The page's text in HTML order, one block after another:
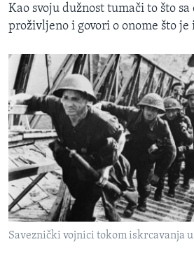
Kao svoju dužnost tumači to što
proživljeno i govori o onome što je
Saveznički vojnici tokom iskrcavanja